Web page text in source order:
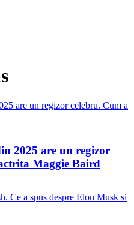
2025 are un regizor
Maggie Baird